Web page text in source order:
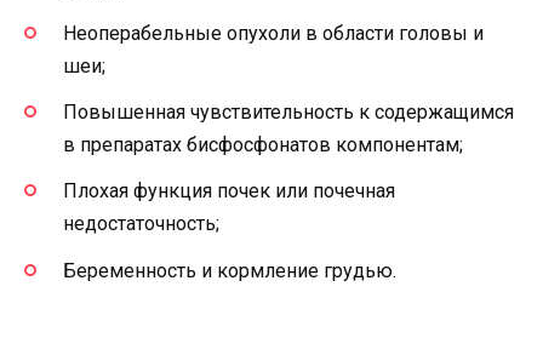
Неоперабельные опухоли в области головы и
шеи;
Повышенная чувствительность к содержащимся
в препаратах бисфосфонатов компонентам;
Плохая функция почек или почечная
недостаточность;
Беременность и кормление грудью.